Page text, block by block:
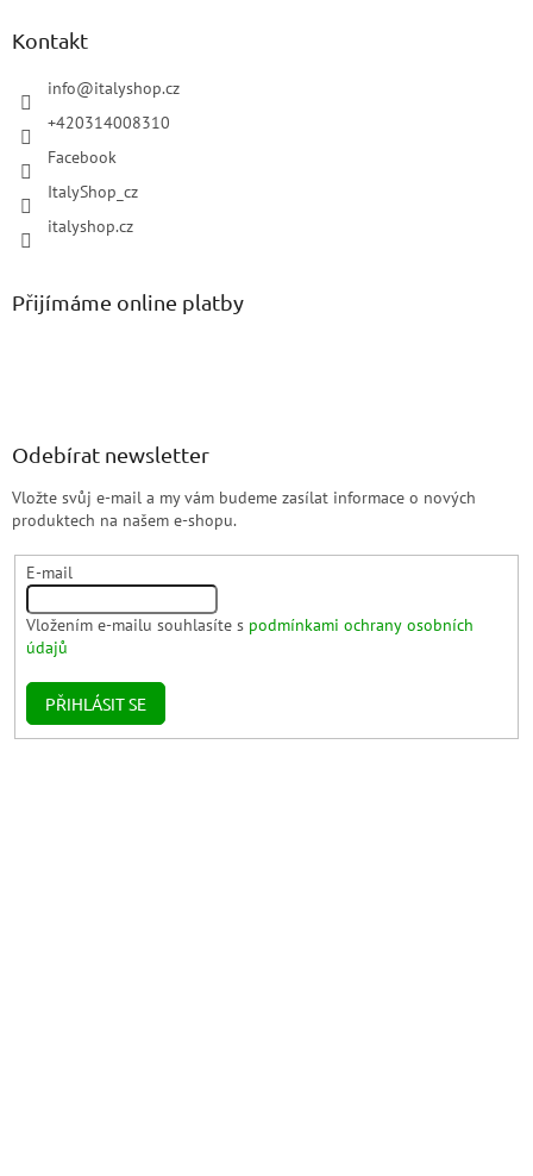
Kontakt
info@italyshop.cz
+420314008310
Facebook
ItalyShop_cz
italyshop.cz
Přijímáme online platby
Odebírat newsletter
Vložte svůj e-mail a my vám budeme zasílat informace o nových
produktech na našem e-shopu.
E-mail
Vložením e-mailu souhlasíte s podmínkami ochrany osobních
údajů
PŘIHLÁSIT SE